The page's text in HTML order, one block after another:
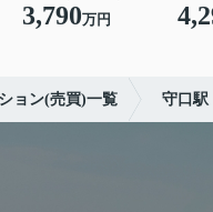
3,790万円
ョン(売買)一覧 守口駅